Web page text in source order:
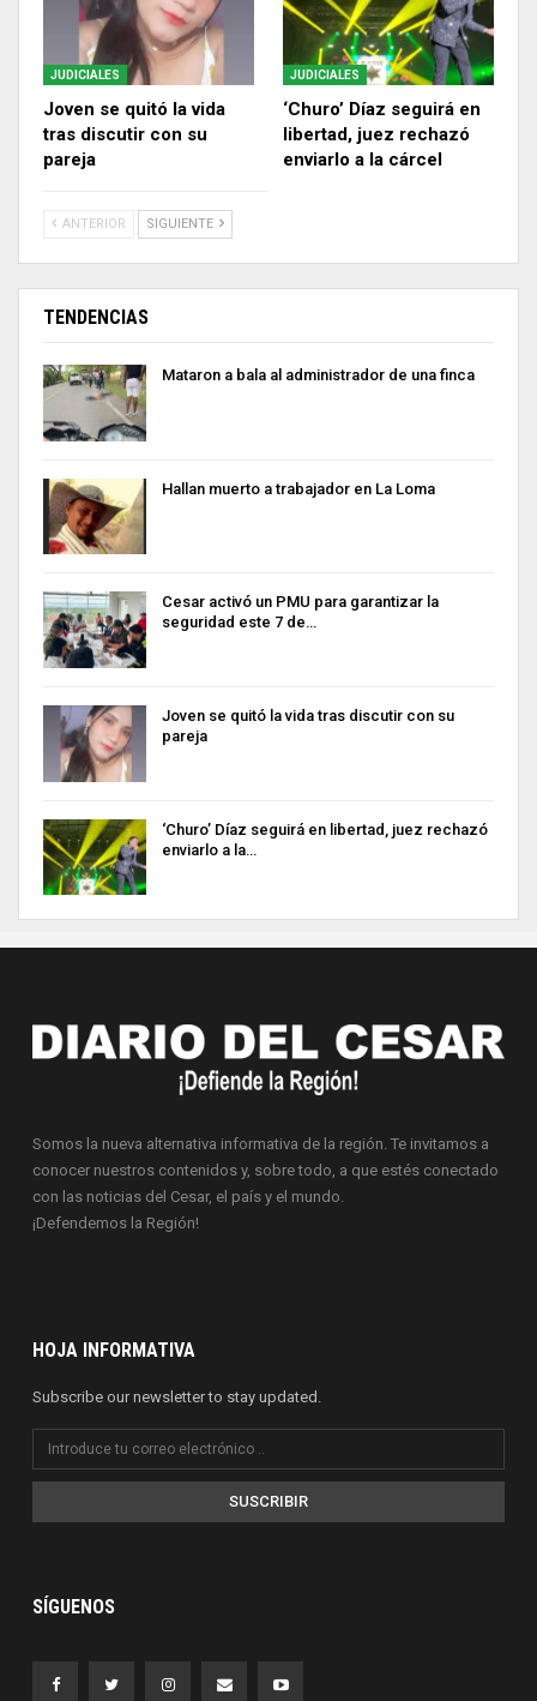
JUDICIALES
Joven se quitó la vida
tras discutir con su
pareja
JUDICIALES
‘Churo’ Díaz seguirá en
libertad, juez rechazó
enviarlo a la cárcel
ANTERIOR SIGUIENTE
TENDENCIAS
Mataron a bala al administrador de una finca
Hallan muerto a trabajador en La Loma
Cesar activó un PMU para garantizar la
seguridad este 7 de…
Joven se quitó la vida tras discutir con su
pareja
‘Churo’ Díaz seguirá en libertad, juez rechazó
enviarlo a la…
Somos la nueva alternativa informativa de la región. Te invitamos a
conocer nuestros contenidos y, sobre todo, a que estés conectado
con las noticias del Cesar, el país y el mundo.
¡Defendemos la Región!
HOJA INFORMATIVA
Subscribe our newsletter to stay updated.
SUSCRIBIR
SÍGUENOS